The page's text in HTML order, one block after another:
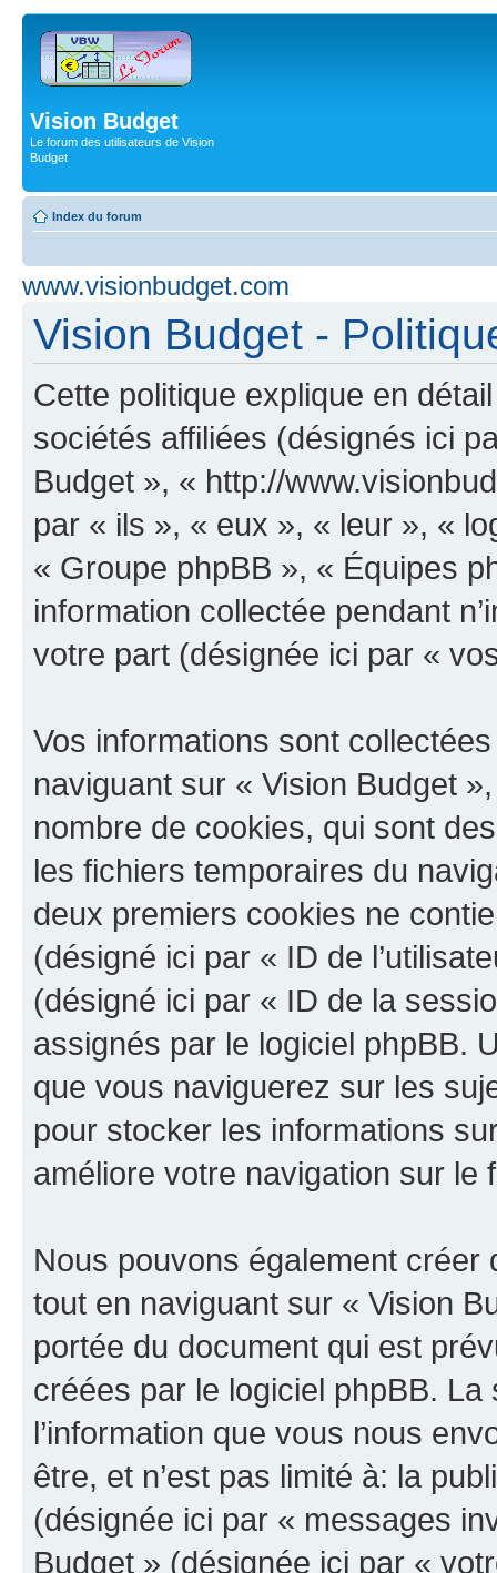
Vision Budget
Le forum des utilisateurs de Vision
Budget
Index du forum
www.visionbudget.com
Vision Budget -
Cette politique explique en
sociétés affiliées (désignés ici
Budget », « http://
par « ils », « eux », « leur », «
« Groupe phpBB », « Équipes
information collectée pendant
votre part (désignée ici par «
Vos informations sont
naviguant sur « Vision Budget
nombre de cookies, qui sont
les fichiers temporaires du
deux premiers cookies ne
(désigné ici par « ID de
(désigné ici par « ID de la
assignés par le logiciel phpBB.
que vous naviguerez sur les
pour stocker les informations
améliore votre navigation sur le
Nous pouvons également
tout en naviguant sur « Vision
portée du document qui est
créées par le logiciel phpBB.
l’information que vous nous
être, et n’est pas limité à: la
(désignée ici par « messages
Budget » (désignée ici par «